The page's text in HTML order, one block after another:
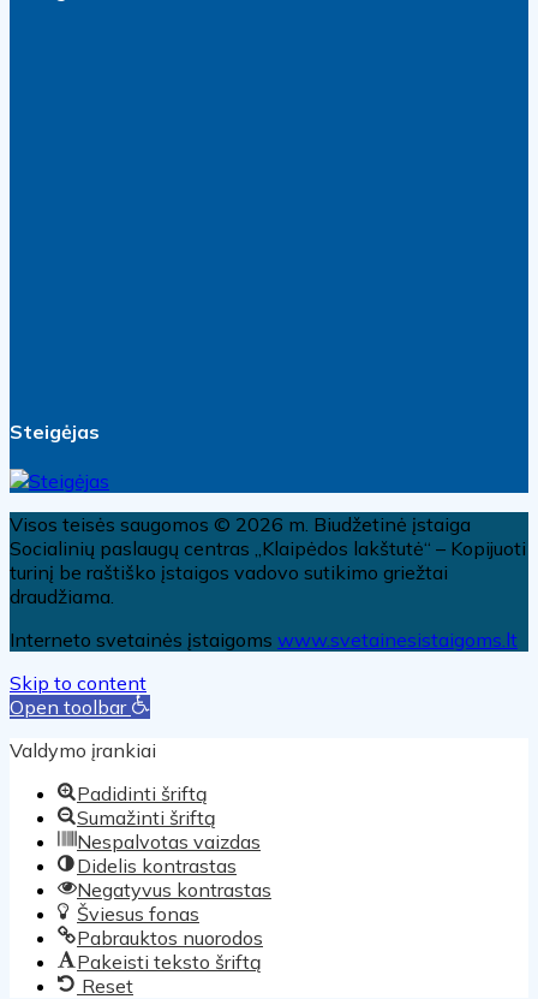
Steigėjas
Visos teisės saugomos © 2026 m. Biudžetinė įstaiga
Socialinių paslaugų centras „Klaipėdos lakštutė“ – Kopijuoti
turinį be raštiško įstaigos vadovo sutikimo griežtai
draudžiama.
Interneto svetainės įstaigoms www.svetainesistaigoms.lt
Skip to content
Open toolbar
Valdymo įrankiai
Padidinti šriftą
Sumažinti šriftą
Nespalvotas vaizdas
Didelis kontrastas
Negatyvus kontrastas
Šviesus fonas
Pabrauktos nuorodos
Pakeisti teksto šriftą
Reset